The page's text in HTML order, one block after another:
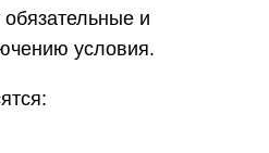
и
условия.